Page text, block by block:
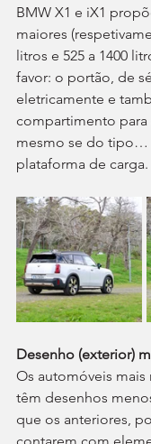
BMW X1 e iX1
maiores
litros e 525 a 1400
favor: o portão, de
eletricamente e
compartimento para
mesmo se do tipo…
plataforma de carga.
Desenho (exterior)
Os automóveis
têm desenhos
que os anteriores,